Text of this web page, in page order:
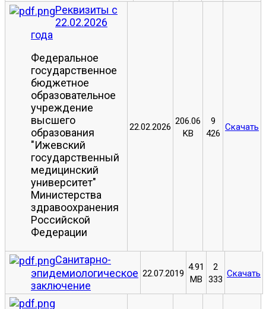
Реквизиты с
22.02.2026
года
Федеральное
государственное
бюджетное
образовательное
учреждение
высшего
образования
"Ижевский
государственный
медицинский
университет"
Министерства
здравоохранения
Российской
Федерации
22.02.2026
206.06
KB
9
426
Скачать
Санитарно-
эпидемиологическое
заключение
22.07.2019
4.91
MB
2
333
Скачать